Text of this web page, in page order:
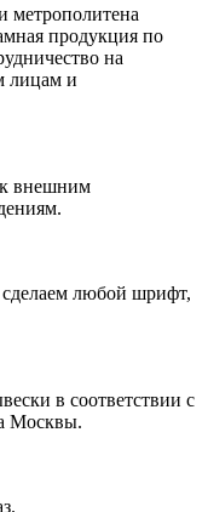
метрополитена
продукция по
на
лицам и
внешним
любой шрифт,
в соответствии с
Москвы.